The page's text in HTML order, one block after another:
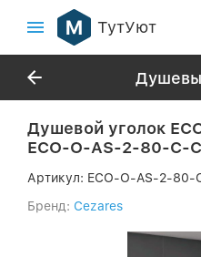
ТутУют
Душевой уголок
ECO-O-AS-2-80-C-
Артикул: ECO-O-AS-2-80-
Бренд: Cezares